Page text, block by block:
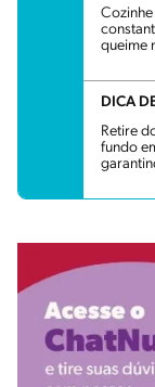
queime
DICA
Retire
fundo